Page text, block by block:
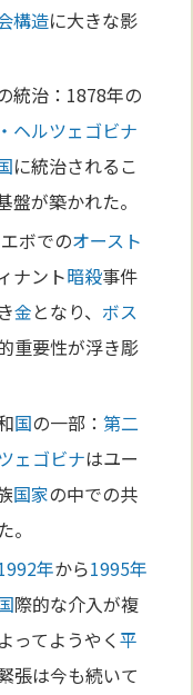
構造に大きな影
統治：1878年の
ヘルツェゴビナ
に統治されるこ
が築かれた。
ボでのオースト
ナント暗殺事件
金となり、 ボス
重要性が浮き彫
国の一部：第二
ェゴビナはユー
国家の中での共
年から1995年
際的な介入が複
ってようやく平
張は今も続いて